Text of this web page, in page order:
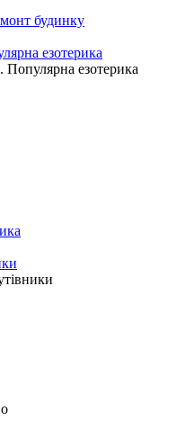
будинку
езотерика
Популярна езотерика